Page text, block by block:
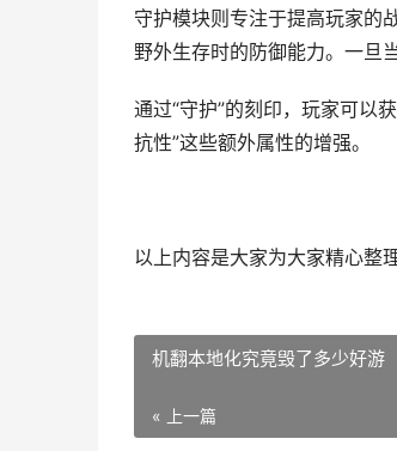
守护模块则专注于提高玩家的
野外生存时的防御能力。一旦
通过“守护”的刻印，玩家可以
抗性”这些额外属性的增强。
以上内容是大家为大家精心整
机翻本地化究竟毁了多少好游
« 上一篇